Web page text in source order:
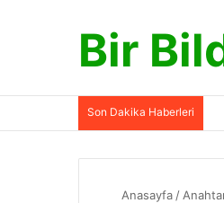
Bir
Son Dakika Haberleri
Anasayfa /